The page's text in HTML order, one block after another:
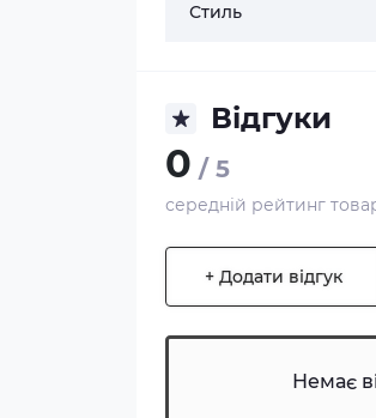
Стиль
Відгуки
0 / 5
середній рейтинг
+ Додати відгук
Немає